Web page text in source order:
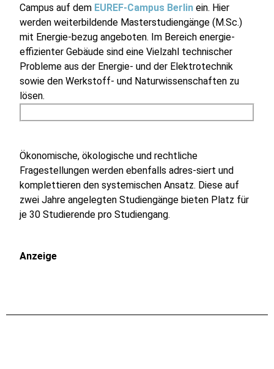
Campus auf dem EUREF-Campus Berlin ein. Hier
werden weiterbildende Masterstudiengänge (M.Sc.)
mit Energie-bezug angeboten. Im Bereich energie-
effizienter Gebäude sind eine Vielzahl technischer
Probleme aus der Energie- und der Elektrotechnik
sowie den Werkstoff- und Naturwissenschaften zu
lösen.
Ökonomische, ökologische und rechtliche
Fragestellungen werden ebenfalls adres-siert und
komplettieren den systemischen Ansatz. Diese auf
zwei Jahre angelegten Studiengänge bieten Platz für
je 30 Studierende pro Studiengang.
Anzeige